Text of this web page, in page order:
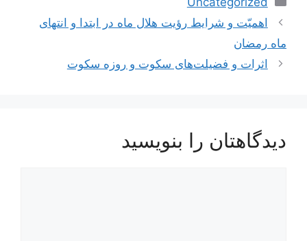
اهمیّت و شرایط رؤیت هلال ماه در ابتدا و انتهای
ماه رمضان
اثرات و فضیلت‌های سکوت و روزه سکوت
دیدگاهتان را بنویسید